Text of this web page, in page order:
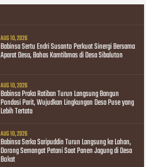
AUG 10, 2026
Babinsa Sertu Endri Susanto Perkuat Sinergi Bersama
Aparat Desa, Bahas Kamtibmas di Desa Sibaluton
AUG 10, 2026
Babinsa Praka Ratiban Turun Langsung Bangun
Pondasi Parit, Wujudkan Lingkungan Desa Puse yang
Lebih Tertata
AUG 10, 2026
Babinsa Serka Saripuddin Turun Langsung ke Lahan,
Dorong Semangat Petani Saat Panen Jagung di Desa
Bokat